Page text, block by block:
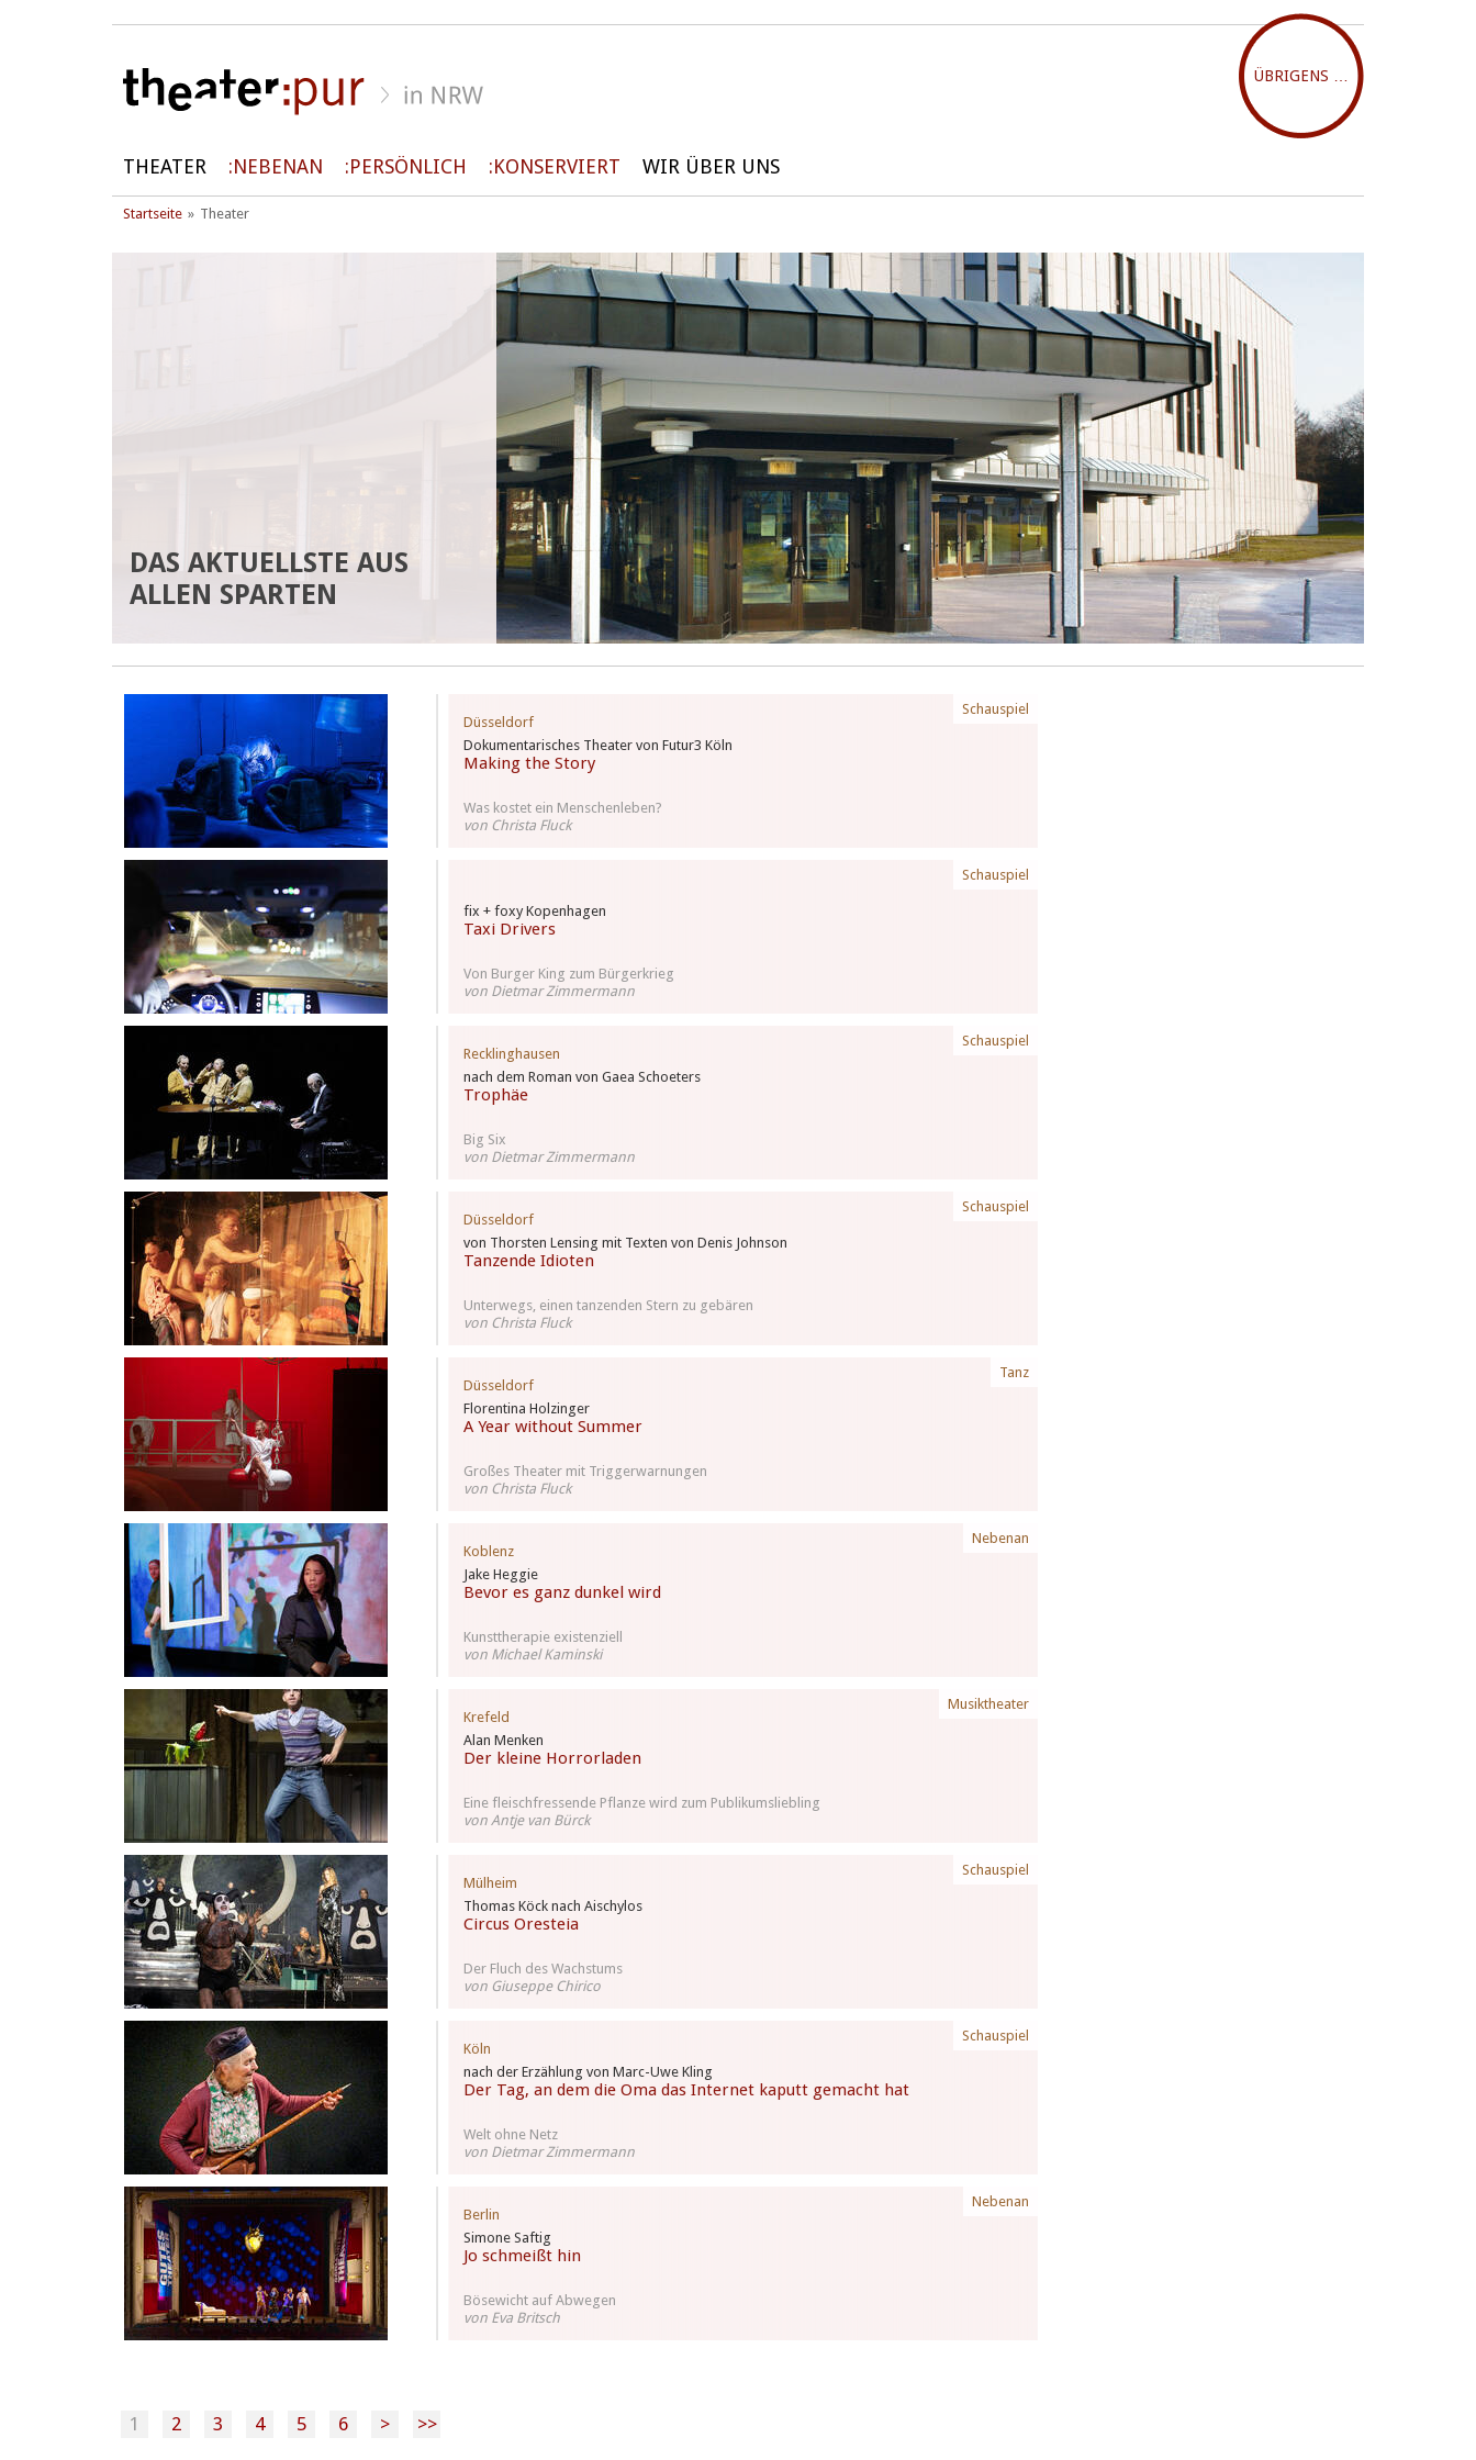
ÜBRIGENS …
THEATER NEBENAN PERSÖNLICH KONSERVIERT WIR ÜBER UNS
Startseite Theater
DAS AKTUELLSTE AUS
ALLEN SPARTEN
Schauspiel
Dokumentarisches Theater von Futur3 Köln
Making the Story
Düsseldorf
Was kostet ein Menschenleben?
von Christa Fluck
Schauspiel
fix + foxy Kopenhagen
Taxi Drivers
Von Burger King zum Bürgerkrieg
von Dietmar Zimmermann
Schauspiel
nach dem Roman von Gaea Schoeters
Trophäe
Recklinghausen
Big Six
von Dietmar Zimmermann
Schauspiel
von Thorsten Lensing mit Texten von Denis Johnson
Tanzende Idioten
Düsseldorf
Unterwegs, einen tanzenden Stern zu gebären
von Christa Fluck
Tanz
Florentina Holzinger
A Year without Summer
Düsseldorf
Großes Theater mit Triggerwarnungen
von Christa Fluck
Nebenan
Jake Heggie
Bevor es ganz dunkel wird
Koblenz
Kunsttherapie existenziell
von Michael Kaminski
Musiktheater
Alan Menken
Der kleine Horrorladen
Krefeld
Eine fleischfressende Pflanze wird zum Publikumsliebling
von Antje van Bürck
Schauspiel
Thomas Köck nach Aischylos
Circus Oresteia
Mülheim
Der Fluch des Wachstums
von Giuseppe Chirico
Schauspiel
nach der Erzählung von Marc-Uwe Kling
Der Tag, an dem die Oma das Internet kaputt gemacht hat
Köln
Welt ohne Netz
von Dietmar Zimmermann
Nebenan
Simone Saftig
Jo schmeißt hin
Berlin
Bösewicht auf Abwegen
von Eva Britsch
1 2 3 4 5 6 > >>